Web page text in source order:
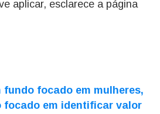
aplicar, esclarece a página
fundo focado em mulheres,
focado em identificar valor